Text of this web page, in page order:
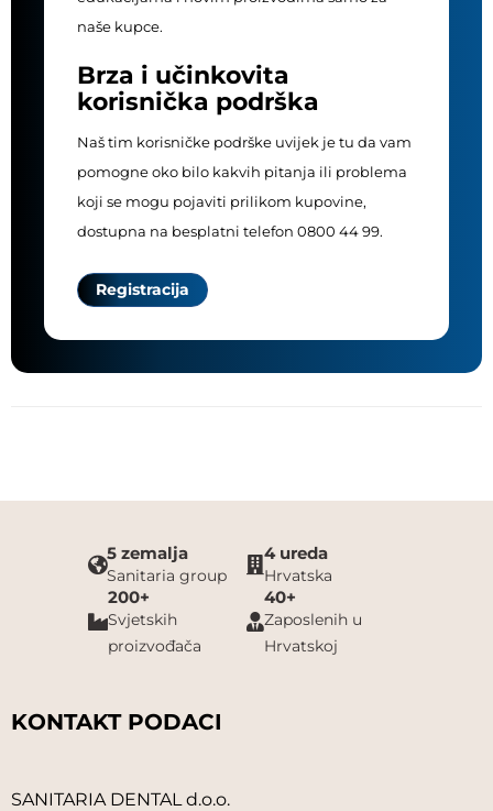
naše kupce.
Brza i učinkovita
korisnička podrška
Naš tim korisničke podrške uvijek je tu da vam
pomogne oko bilo kakvih pitanja ili problema
koji se mogu pojaviti prilikom kupovine,
dostupna na besplatni telefon 0800 44 99.
Registracija
5 zemalja
Sanitaria group
4 ureda
Hrvatska
200+
Svjetskih
proizvođača
40+
Zaposlenih u
Hrvatskoj
KONTAKT PODACI
SANITARIA DENTAL d.o.o.